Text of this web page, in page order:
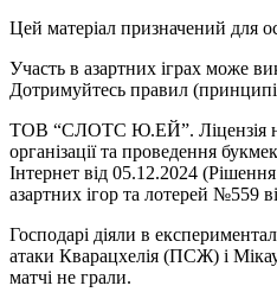
Цей матеріал призначений для
Участь в азартних іграх може
Дотримуйтесь правил
ТОВ “СЛОТС Ю.ЕЙ”. Ліцензія на
організації та проведення
Інтернет від 05.12.2024
азартних ігор та лотерей №559
Господарі діяли в
атаки Кварацхелія (ПСЖ) і
матчі не грали.